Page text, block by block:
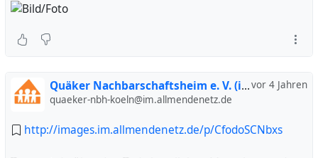
vor 4 Jahren
Quäker Nachbarschaftsheim e. V. (inoffiziell)
quaeker-nbh-koeln@im.allmendenetz.de
http://images.im.allmendenetz.de/p/CfodoSCNbxs